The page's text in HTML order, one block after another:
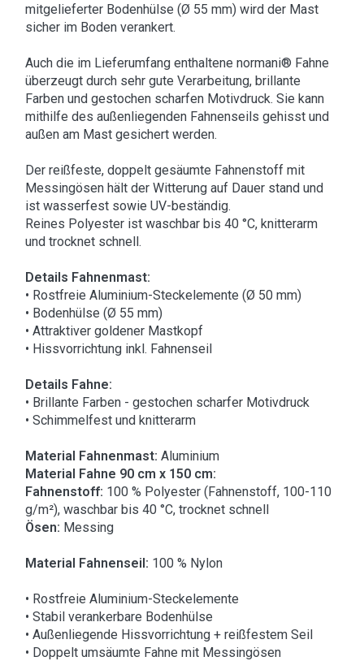
mitgelieferter Bodenhülse (Ø 55 mm) wird der Mast
sicher im Boden verankert.
Auch die im Lieferumfang enthaltene normani® Fahne
überzeugt durch sehr gute Verarbeitung, brillante
Farben und gestochen scharfen Motivdruck. Sie kann
mithilfe des außenliegenden Fahnenseils gehisst und
außen am Mast gesichert werden.
Der reißfeste, doppelt gesäumte Fahnenstoff mit
Messingösen hält der Witterung auf Dauer stand und
ist wasserfest sowie UV-beständig.
Reines Polyester ist waschbar bis 40 °C, knitterarm
und trocknet schnell.
Details Fahnenmast:
• Rostfreie Aluminium-Steckelemente (Ø 50 mm)
• Bodenhülse (Ø 55 mm)
• Attraktiver goldener Mastkopf
• Hissvorrichtung inkl. Fahnenseil
Details Fahne:
• Brillante Farben - gestochen scharfer Motivdruck
• Schimmelfest und knitterarm
Material Fahnenmast: Aluminium
Material Fahne 90 cm x 150 cm:
Fahnenstoff: 100 % Polyester (Fahnenstoff, 100-110
g/m²), waschbar bis 40 °C, trocknet schnell
Ösen: Messing
Material Fahnenseil: 100 % Nylon
• Rostfreie Aluminium-Steckelemente
• Stabil verankerbare Bodenhülse
• Außenliegende Hissvorrichtung + reißfestem Seil
• Doppelt umsäumte Fahne mit Messingösen